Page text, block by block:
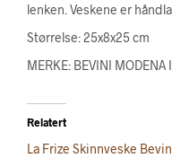
lenken. Veskene er
Størrelse: 25x8x25 cm
MERKE: BEVINI
Relatert
La Frize Skinnveske